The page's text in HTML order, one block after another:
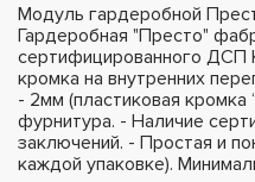
Модуль гардеробной
Гардеробная "Престо"
сертифицированного ДСП
кромка на внутренних
- 2мм (пластиковая кромка
фурнитура. - Наличие
заключений. - Простая и
каждой упаковке).